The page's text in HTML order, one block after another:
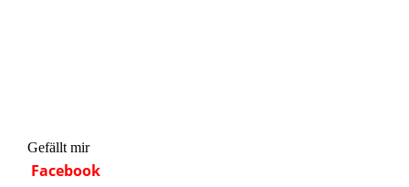
Gefällt mir
Facebook